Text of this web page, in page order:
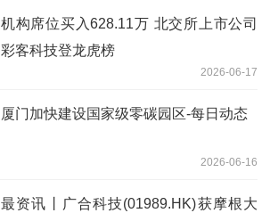
机构席位买入628.11万 北交所上市公司
彩客科技登龙虎榜
2026-06-17
厦门加快建设国家级零碳园区-每日动态
2026-06-16
最资讯丨广合科技(01989.HK)获摩根大